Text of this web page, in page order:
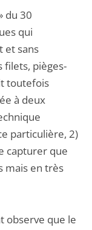
du 30
qui
et sans
filets, pièges-
toutefois
à deux
particulière, 2)
capturer que
mais en très
observe que le